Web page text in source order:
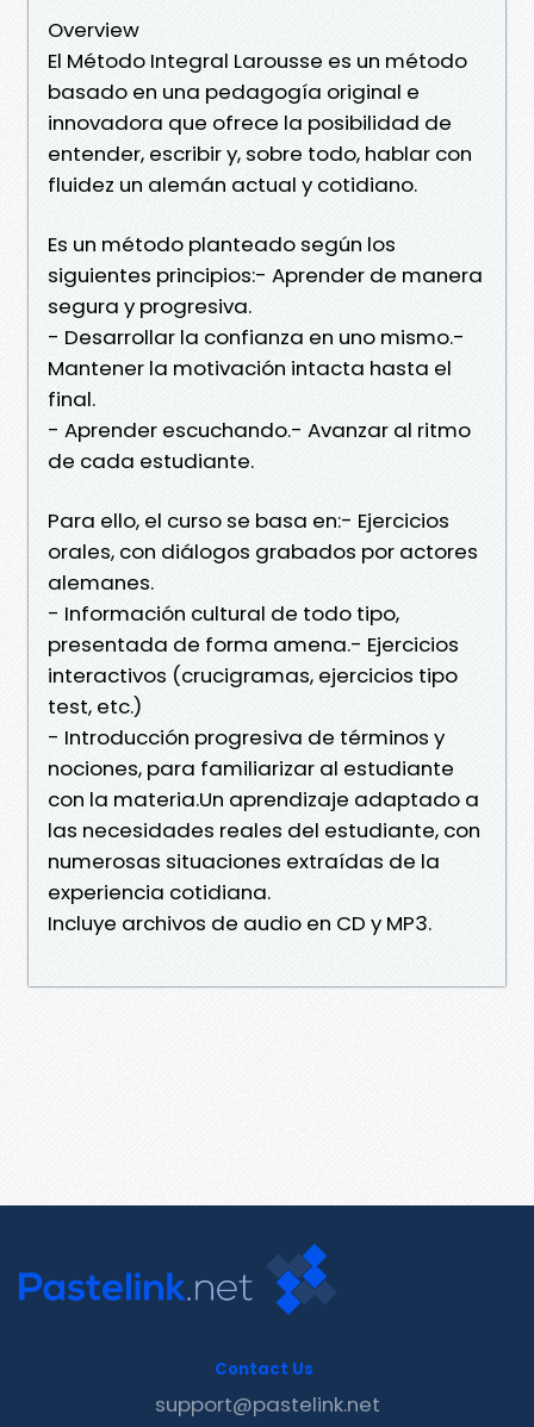
Overview
El Método Integral Larousse es un método
basado en una pedagogía original e
innovadora que ofrece la posibilidad de
entender, escribir y, sobre todo, hablar con
fluidez un alemán actual y cotidiano.
Es un método planteado según los
siguientes principios:- Aprender de manera
segura y progresiva.
- Desarrollar la confianza en uno mismo.-
Mantener la motivación intacta hasta el
final.
- Aprender escuchando.- Avanzar al ritmo
de cada estudiante.
Para ello, el curso se basa en:- Ejercicios
orales, con diálogos grabados por actores
alemanes.
- Información cultural de todo tipo,
presentada de forma amena.- Ejercicios
interactivos (crucigramas, ejercicios tipo
test, etc.)
- Introducción progresiva de términos y
nociones, para familiarizar al estudiante
con la materia.Un aprendizaje adaptado a
las necesidades reales del estudiante, con
numerosas situaciones extraídas de la
experiencia cotidiana.
Incluye archivos de audio en CD y MP3.
Contact Us
support@pastelink.net